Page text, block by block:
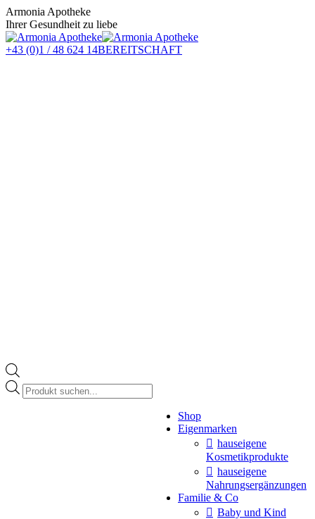
Zum
Inhalt
springen
Armonia Apotheke
Ihrer Gesundheit zu liebe
+43 (0)1 / 48 624 14BEREITSCHAFT
Products
search
Shop
Eigenmarken
hauseigene
Kosmetikprodukte
hauseigene
Nahrungsergänzungen
Familie & Co
Baby und Kind